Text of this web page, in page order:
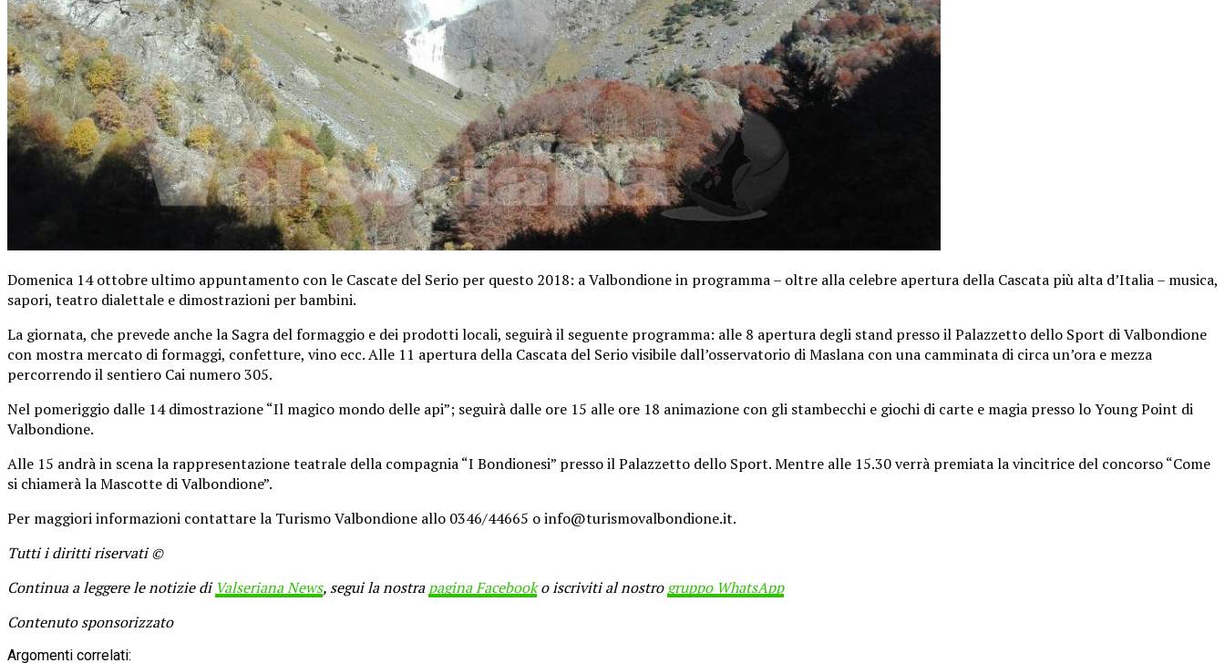
Domenica 14 ottobre ultimo appuntamento con le Cascate del Serio per questo 2018: a Valbondione in programma – oltre alla celebre apertura della Cascata più alta d’Italia – musica,
sapori, teatro dialettale e dimostrazioni per bambini.
La giornata, che prevede anche la Sagra del formaggio e dei prodotti locali, seguirà il seguente programma: alle 8 apertura degli stand presso il Palazzetto dello Sport di Valbondione
con mostra mercato di formaggi, confetture, vino ecc. Alle 11 apertura della Cascata del Serio visibile dall’osservatorio di Maslana con una camminata di circa un’ora e mezza
percorrendo il sentiero Cai numero 305.
Nel pomeriggio dalle 14 dimostrazione “Il magico mondo delle api”; seguirà dalle ore 15 alle ore 18 animazione con gli stambecchi e giochi di carte e magia presso lo Young Point di
Valbondione.
Alle 15 andrà in scena la rappresentazione teatrale della compagnia “I Bondionesi” presso il Palazzetto dello Sport. Mentre alle 15.30 verrà premiata la vincitrice del concorso “Come
si chiamerà la Mascotte di Valbondione”.
Per maggiori informazioni contattare la Turismo Valbondione allo 0346/44665 o info@turismovalbondione.it.
Tutti i diritti riservati ©
Continua a leggere le notizie di Valseriana News, segui la nostrapagina Facebooko iscriviti al nostrogruppo WhatsApp
Contenuto sponsorizzato
Argomenti correlati: